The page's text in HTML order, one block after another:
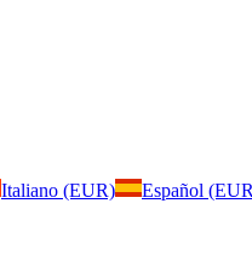
Italiano (EUR) Español